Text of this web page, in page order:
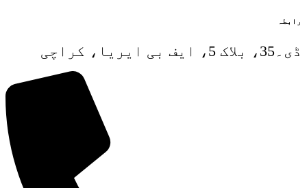
رابطہ
ڈی۔35، بلاک 5، ایف بی ایریا، کراچی